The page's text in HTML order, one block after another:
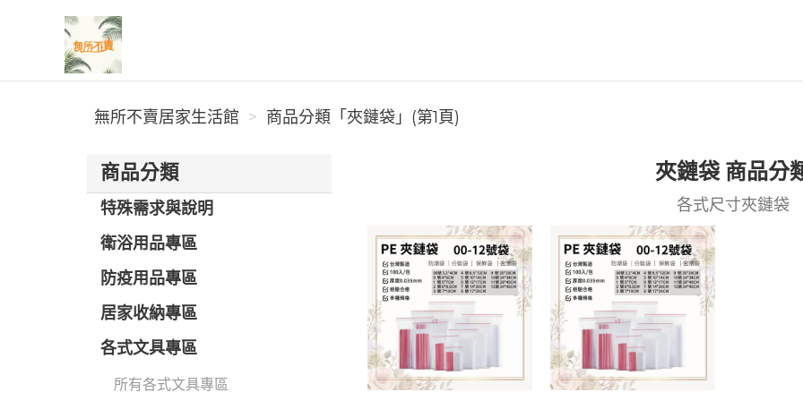
無所不賣居家生活館
無所不賣居家生活館
商品分類「夾鏈袋」(第1頁)
商品分類
特殊需求與說明
衛浴用品專區
防疫用品專區
居家收納專區
各式文具專區
所有各式文具專區
夾鏈袋 商品分
各式尺寸夾鏈袋